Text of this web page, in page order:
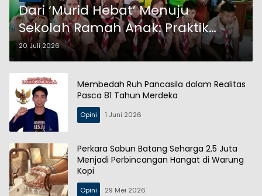
Dari ‘Murid Hebat’ Menuju
Sekolah Ramah Anak: Praktik
Inklusif SMP Negeri 3 Probolinggo
20 Juli 2026
Membedah Ruh Pancasila dalam Realitas
Pasca 81 Tahun Merdeka
Opini 1 Juni 2026
Perkara Sabun Batang Seharga 2.5 Juta
Menjadi Perbincangan Hangat di Warung
Kopi
Opini 29 Mei 2026